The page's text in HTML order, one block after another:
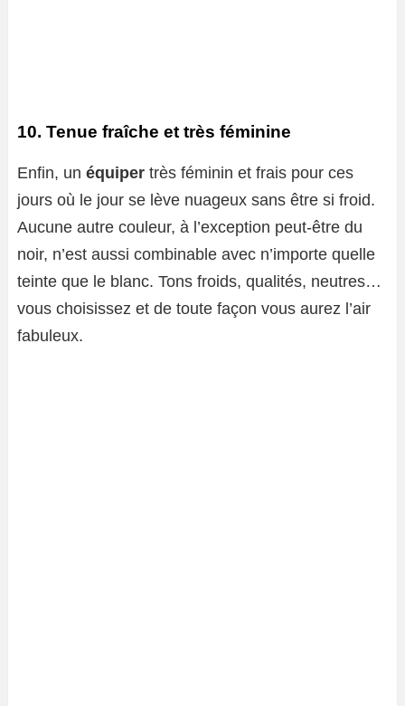
10. Tenue fraîche et très féminine
Enfin, un équiper très féminin et frais pour ces
jours où le jour se lève nuageux sans être si froid.
Aucune autre couleur, à l’exception peut-être du
noir, n’est aussi combinable avec n’importe quelle
teinte que le blanc. Tons froids, qualités, neutres…
vous choisissez et de toute façon vous aurez l’air
fabuleux.